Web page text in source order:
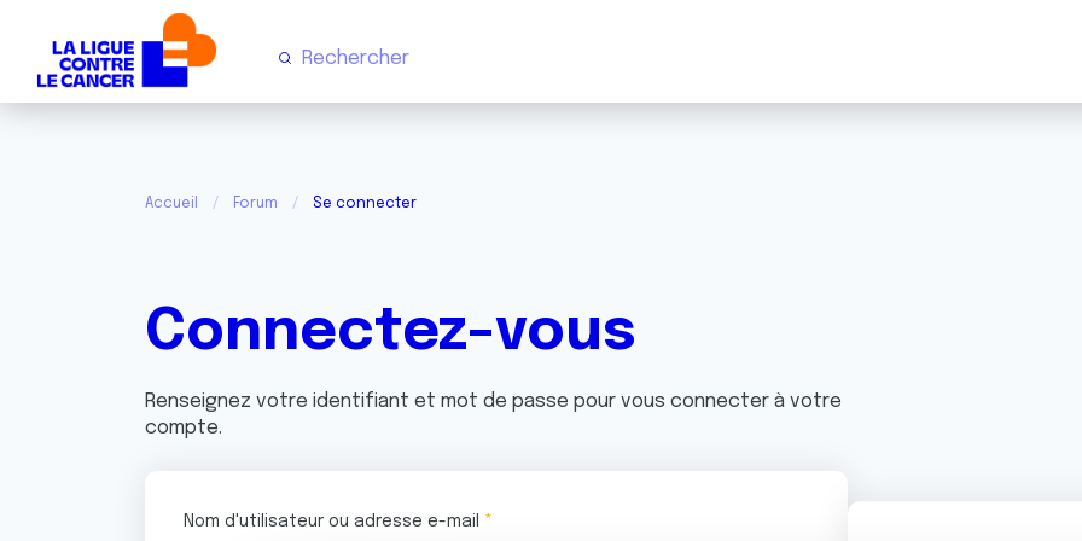
Accueil Forum Se connecter
Connectez-vous
Renseignez votre identifiant et mot de passe pour vous connecter à votre
compte.
Nom d'utilisateur ou adresse e-mail